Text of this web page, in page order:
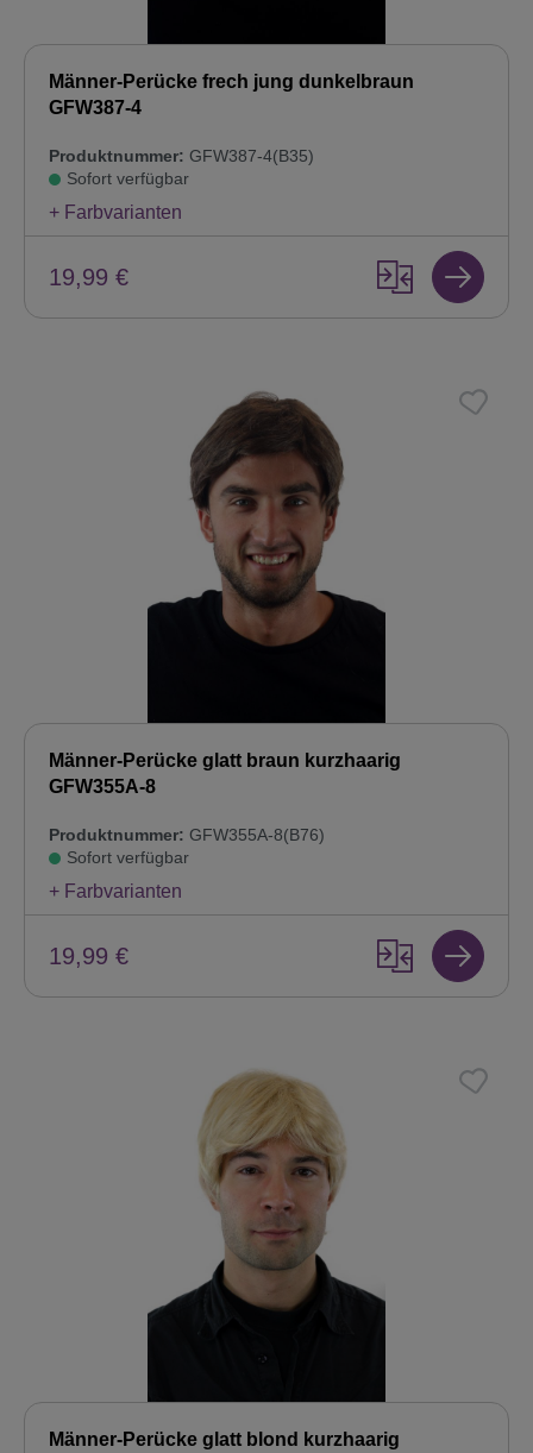
Männer-Perücke frech jung dunkelbraun
GFW387-4
Produktnummer: GFW387-4(B35)
Sofort verfügbar
+ Farbvarianten
19,99 €
Männer-Perücke glatt braun kurzhaarig
GFW355A-8
Produktnummer: GFW355A-8(B76)
Sofort verfügbar
+ Farbvarianten
19,99 €
Männer-Perücke glatt blond kurzhaarig